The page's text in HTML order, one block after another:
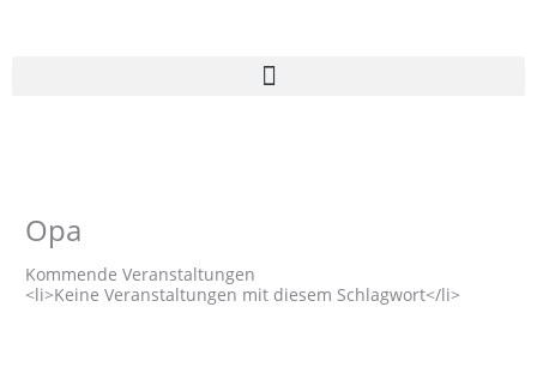
Opa
Kommende Veranstaltungen
<li>Keine Veranstaltungen mit diesem Schlagwort</li>